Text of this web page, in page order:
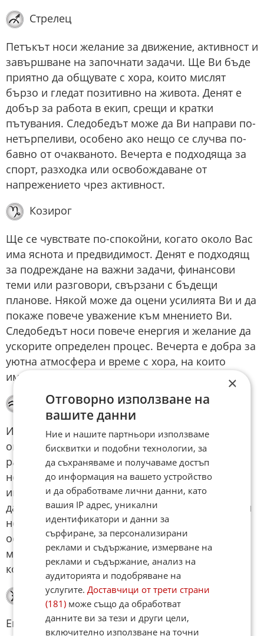
Стрелец
Петъкът носи желание за движение, активност и
завършване на започнати задачи. Ще Ви бъде
приятно да общувате с хора, които мислят
бързо и гледат позитивно на живота. Денят е
добър за работа в екип, срещи и кратки
пътувания. Следобедът може да Ви направи по-
нетърпеливи, особено ако нещо се случва по-
бавно от очакваното. Вечерта е подходяща за
спорт, разходка или освобождаване от
напрежението чрез активност.
Козирог
Ще се чувствате по-спокойни, когато около Вас
има яснота и предвидимост. Денят е подходящ
за подреждане на важни задачи, финансови
теми или разговори, свързани с бъдещи
планове. Някой може да оцени усилията Ви и да
покаже повече уважение към мнението Ви.
Следобедът носи повече енергия и желание да
ускорите определен процес. Вечерта е добра за
уютна атмосфера и време с хора, на които
имате доверие.
Водолей
Идеите Ви ще бъдат особено интересни за
околните и лесно ще привличате внимание в
разговорите. Денят е благоприятен за срещи,
нови контакти и обсъждане на планове, които
имат практическо развитие. Следобедът може
да Ви направи по-рязки в реакциите, ако някой
не споделя гледната Ви точка. Добре е да
оставите повече пространство за чуждото
мнение. Вечерта е подходяща за приятна
компания и по-леко настроение.
Риби
Емоционалният Ви свят днес ще бъде по-
×
Отговорно използване на
вашите данни
Ние и нашите партньори използваме
бисквитки и подобни технологии, за
да съхраняваме и получаваме достъп
до информация на вашето устройство
и да обработваме лични данни, като
вашия IP адрес, уникални
идентификатори и данни за
сърфиране, за персонализирани
реклами и съдържание, измерване на
реклами и съдържание, анализ на
аудиторията и подобряване на
услугите.Доставчици от трети страни
(181) може също да обработват
данните ви за тези и други цели,
включително използване на точни